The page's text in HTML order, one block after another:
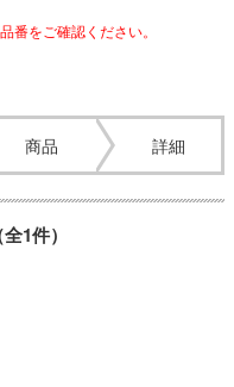
番をご確認ください。
商品 詳細
1件）